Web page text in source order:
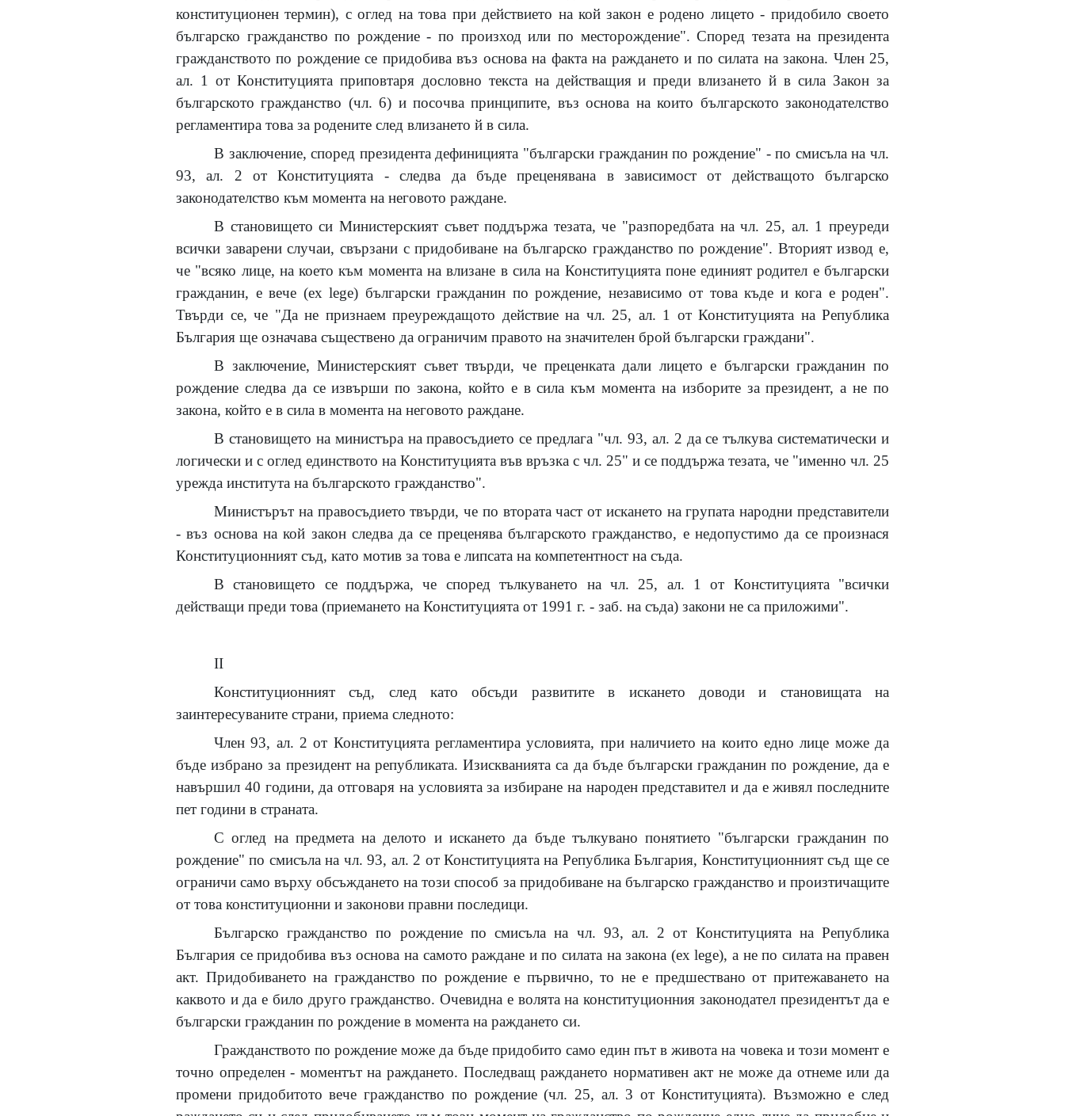
конституционен термин), с оглед на това при действието на кой закон е родено лицето - придобило своето
българско гражданство по рождение - по произход или по месторождение". Според тезата на президента
гражданството по рождение се придобива въз основа на факта на раждането и по силата на закона. Член 25,
ал. 1 от Конституцията приповтаря дословно текста на действащия и преди влизането й в сила Закон за
българското гражданство (чл. 6) и посочва принципите, въз основа на които българското законодателство
регламентира това за родените след влизането й в сила.
В заключение, според президента дефиницията "български гражданин по рождение" - по смисъла на чл.
93, ал. 2 от Конституцията - следва да бъде преценявана в зависимост от действащото българско
законодателство към момента на неговото раждане.
В становището си Министерският съвет поддържа тезата, че "разпоредбата на чл. 25, ал. 1 преуреди
всички заварени случаи, свързани с придобиване на българско гражданство по рождение". Вторият извод е,
че "всяко лице, на което към момента на влизане в сила на Конституцията поне единият родител е български
гражданин, е вече (ex lege) български гражданин по рождение, независимо от това къде и кога е роден".
Твърди се, че "Да не признаем преуреждащото действие на чл. 25, ал. 1 от Конституцията на Република
България ще означава съществено да ограничим правото на значителен брой български граждани".
В заключение, Министерският съвет твърди, че преценката дали лицето е български гражданин по
рождение следва да се извърши по закона, който е в сила към момента на изборите за президент, а не по
закона, който е в сила в момента на неговото раждане.
В становището на министъра на правосъдието се предлага "чл. 93, ал. 2 да се тълкува систематически и
логически и с оглед единството на Конституцията във връзка с чл. 25" и се поддържа тезата, че "именно чл. 25
урежда института на българското гражданство".
Министърът на правосъдието твърди, че по втората част от искането на групата народни представители
- въз основа на кой закон следва да се преценява българското гражданство, е недопустимо да се произнася
Конституционният съд, като мотив за това е липсата на компетентност на съда.
В становището се поддържа, че според тълкуването на чл. 25, ал. 1 от Конституцията "всички
действащи преди това (приемането на Конституцията от 1991 г. - заб. на съда) закони не са приложими".
II
Конституционният съд, след като обсъди развитите в искането доводи и становищата на
заинтересуваните страни, приема следното:
Член 93, ал. 2 от Конституцията регламентира условията, при наличието на които едно лице може да
бъде избрано за президент на републиката. Изискванията са да бъде български гражданин по рождение, да е
навършил 40 години, да отговаря на условията за избиране на народен представител и да е живял последните
пет години в страната.
С оглед на предмета на делото и искането да бъде тълкувано понятието "български гражданин по
рождение" по смисъла на чл. 93, ал. 2 от Конституцията на Република България, Конституционният съд ще се
ограничи само върху обсъждането на този способ за придобиване на българско гражданство и произтичащите
от това конституционни и законови правни последици.
Българско гражданство по рождение по смисъла на чл. 93, ал. 2 от Конституцията на Република
България се придобива въз основа на самото раждане и по силата на закона (ex lege), а не по силата на правен
акт. Придобиването на гражданство по рождение е първично, то не е предшествано от притежаването на
каквото и да е било друго гражданство. Очевидна е волята на конституционния законодател президентът да е
български гражданин по рождение в момента на раждането си.
Гражданството по рождение може да бъде придобито само един път в живота на човека и този момент е
точно определен - моментът на раждането. Последващ раждането нормативен акт не може да отнеме или да
промени придобитото вече гражданство по рождение (чл. 25, ал. 3 от Конституцията). Възможно е след